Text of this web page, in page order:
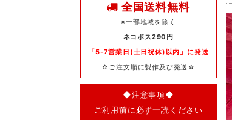
全国送料無料
※一部地域を除く
ネコポス290円
「5-7営業日(土日祝休)以内」に発送
☆ご注文順に製作及び発送☆
◆注意事項◆
ご利用前に必ず一読ください